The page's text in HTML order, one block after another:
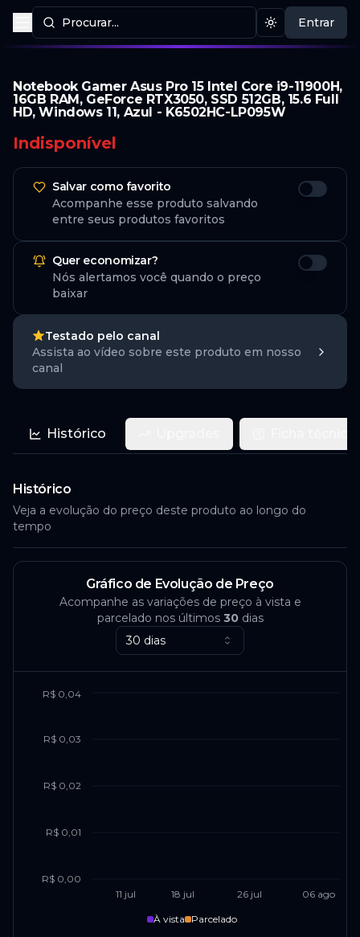
Procurar...
Procurar produtos Mudar tema
Entrar
Notebook Gamer Asus Pro 15 Intel Core i9-11900H,
16GB RAM, GeForce RTX3050, SSD 512GB, 15.6 Full
HD, Windows 11, Azul - K6502HC-LP095W
Indisponível
Salvar como favorito
Acompanhe esse produto salvando
entre seus produtos favoritos
Quer economizar?
Nós alertamos você quando o preço
baixar
Testado pelo canal
Assista ao vídeo sobre este produto em nosso
canal
Histórico
Histórico
Veja a evolução do preço deste produto ao longo do
tempo
Gráfico de Evolução de Preço
Acompanhe as variações de preço à vista e
parcelado nos últimos 30dias
30 dias
11 jul 18 jul 26 jul 06 ago
R$ 0,00
R$ 0,01
R$ 0,02
R$ 0,03
R$ 0,04
À vista Parcelado